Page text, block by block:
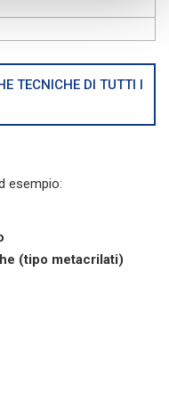
TECNICHE DI TUTTI I
esempio:
(tipo metacrilati)